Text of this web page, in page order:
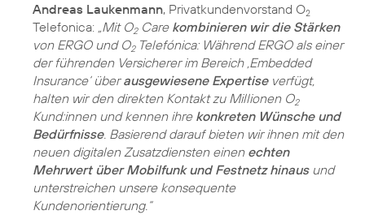
Andreas Laukenmann, Privatkundenvorstand O2
Telefonica: „Mit O2Care kombinieren wir die Stärken
von ERGO und O2Telefónica: Während ERGO als einer
der führenden Versicherer im Bereich ‚Embedded
Insurance‘ überausgewiesene Expertiseverfügt,
halten wir den direkten Kontakt zu Millionen O2
Kund:innen und kennen ihre konkreten Wünsche und
Bedürfnisse. Basierend darauf bieten wir ihnen mit den
neuen digitalen Zusatzdiensten einen echten
Mehrwert über Mobilfunk und Festnetz hinausund
unterstreichen unsere konsequente
Kundenorientierung.“